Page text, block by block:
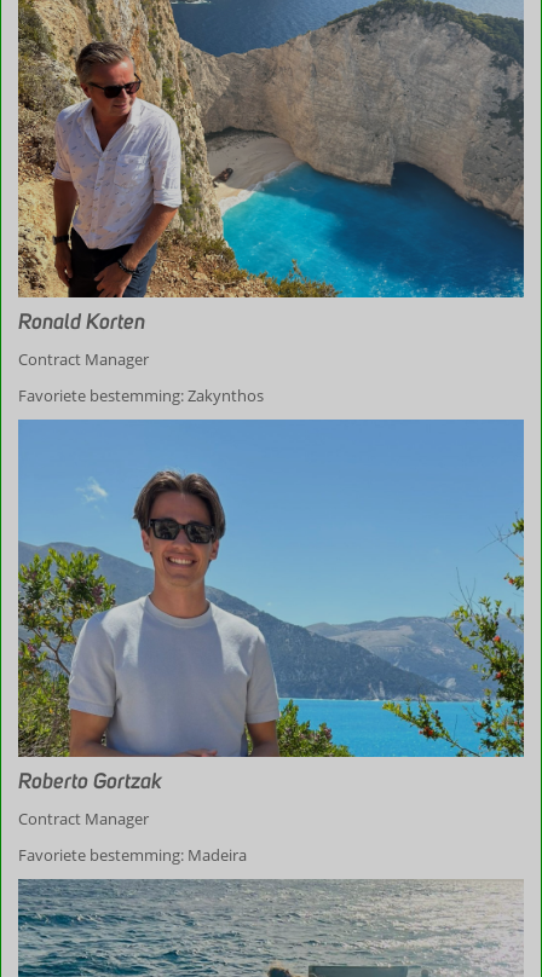
Ronald Korten
Contract Manager
Favoriete bestemming: Zakynthos
Roberto Gortzak
Contract Manager
Favoriete bestemming: Madeira